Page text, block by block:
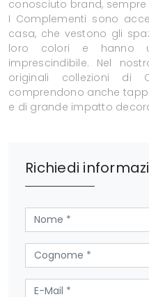
conosciuto brand,
I Complementi sono
casa, che vestono gli
loro colori e hanno
imprescindibile. Nel
originali collezioni di
comprendono anche
e di grande impatto
Richiedi